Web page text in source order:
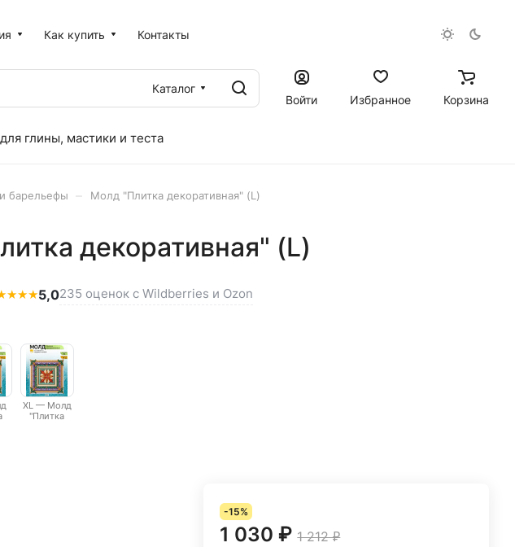
Как купить Контакты
Каталог
Войти
Избранное Корзина
глины, мастики и теста
барельефы Молд "Плитка декоративная" (L)
декоративная" (L)
★★★5,0235 оценок с Wildberries и Ozon
XL — Молд
"Плитка
-15%
1 030 ₽ 1 212 ₽